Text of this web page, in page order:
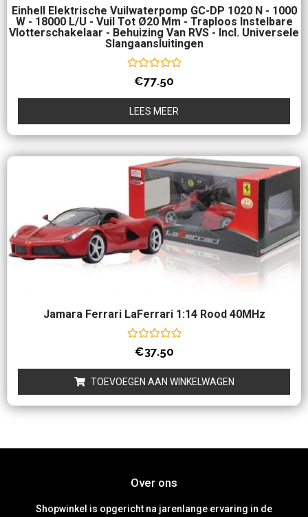
Einhell Elektrische Vuilwaterpomp GC-DP 1020 N - 1000
W - 18000 L/u - Vuil Tot Ø20 Mm - Traploos Instelbare
Vlotterschakelaar - Behuizing Van RVS - Incl. Universele
Slangaansluitingen
Waardering
uit
5
€77.50
LEES MEER
Jamara Ferrari LaFerrari 1:14 Rood 40MHz
Waardering
uit
5
€37.50
TOEVOEGEN AAN WINKELWAGEN
Over ons
Shopwinkel is opgericht na jarenlange ervaring in de